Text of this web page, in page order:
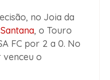
no Joia da
, o Touro
FC por 2 a 0. No
o